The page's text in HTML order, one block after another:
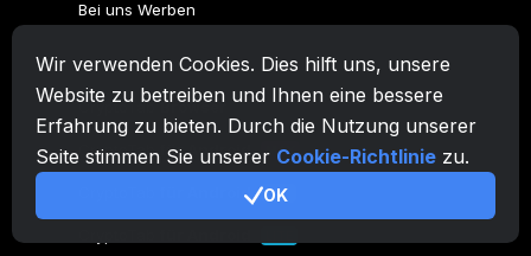
Wir verwenden Cookies. Dies hilft uns, unsere
Website zu betreiben und Ihnen eine bessere
Erfahrung zu bieten. Durch die Nutzung unserer
Seite stimmen Sie unserer Cookie-Richtlinie zu.
OK